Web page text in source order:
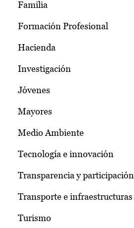
Familia
Formación Profesional
Hacienda
Investigación
Jóvenes
Mayores
Medio Ambiente
Tecnología e innovación
Transparencia y participación
Transporte e infraestructuras
Turismo